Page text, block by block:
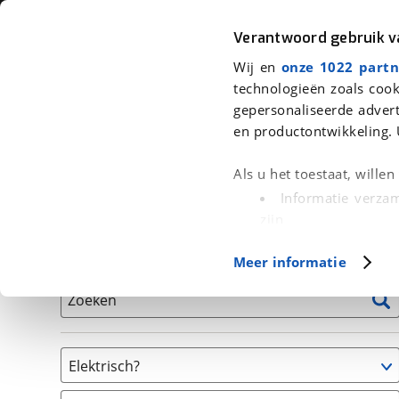
Verantwoord gebruik
Wij en onze 1022
technologieën zoals
gepersonaliseerde
en productontwikkeling.
Als u het toestaat, willen
Informatie
(fingerprinting)
in. U
Cookieverklaring.
Met cookies en
Functionele cookies
Meer informatie
Auto Fiets Motor
We hebben 0 fietsen voor je
Zoeken
Elektrisch?
Niet elektrisch (0)